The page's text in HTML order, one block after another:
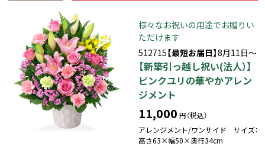
様々なお祝いの用途でお贈りい
ただけます
512715【最短お届日】8月11日～
【新築引っ越し祝い(法人）】
ピンクユリの華やかアレン
ジメント
11,000 円（税込）
アレンジメント/ワンサイド サイズ：
高さ63×幅50×奥行34cm